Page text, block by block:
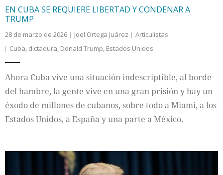
EN CUBA SE REQUIERE LIBERTAD Y CONDENAR A
TRUMP
28 de marzo de 2026 Joel Ortega Juárez
Articulistas
Cuba, dictadura, Donald Trump, Estados Unidos
Ahora Cuba vive una situación indescriptible, al borde
del hambre, la gente vive en una gran prisión y hay un
éxodo de millones de cubanos, sobre todo a Miami, a los
Estados Unidos, a España y una parte a México.